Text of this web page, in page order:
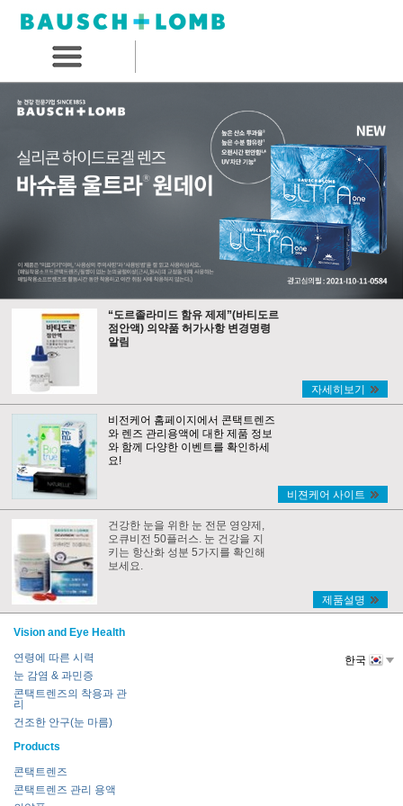
“도르졸라미드 함유 제제”(바티도르
점안액) 의약품 허가사항 변경명령
알림
자세히보기
비전케어 홈페이지에서 콘택트렌즈
와 렌즈 관리용액에 대한 제품 정보
와 함께 다양한 이벤트를 확인하세
요!
비젼케어 사이트
건강한 눈을 위한 눈 전문 영양제,
오큐비전 50플러스. 눈 건강을 지
키는 항산화 성분 5가지를 확인해
보세요.
제품설명
Vision and Eye Health
연령에 따른 시력
눈 감염 & 과민증
콘택트렌즈의 착용과 관
리
건조한 안구(눈 마름)
Products
콘택트렌즈
콘택트렌즈 관리 용액
한국